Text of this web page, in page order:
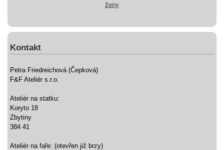
ženy
Kontakt
Petra Friedreichová (Čepková)
F&F Ateliér s.r.o.
Ateliér na statku:
Koryto 18
Zbytiny
384 41
Ateliér na faře: (otevřen již brzy)